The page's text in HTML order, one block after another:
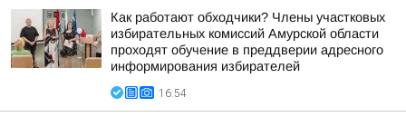
Как работают обходчики? Члены участковых
избирательных комиссий Амурской области
проходят обучение в преддверии адресного
информирования избирателей
16:54